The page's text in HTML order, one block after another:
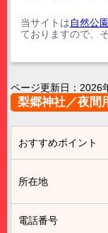
当サイトは自然公
ておりますので、
ページ更新日： 2026
梨郷神社／夜間
おすすめポイント
所在地
電話番号